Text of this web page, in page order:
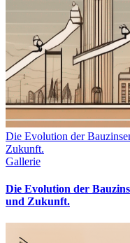
Die Evolution der
Zukunft.
Gallerie
Die Evolution der
und Zukunft.